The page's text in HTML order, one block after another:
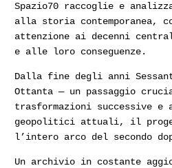
Spazio70 raccoglie e
alla storia contemporanea,
attenzione ai decenni
e alle loro conseguenze.
Dalla fine degli anni
Ottanta — un passaggio
trasformazioni successive
geopolitici attuali, il
l’intero arco del secondo
Un archivio in costante